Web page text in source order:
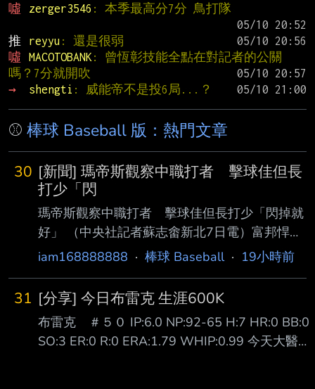
噓
zerger3546 : 本季最高分7分 鳥打隊
推
reyyu : 還是很弱
噓
MACOTOBANK : 曾恆彰技能全點在對記者的公關
嗎？7分就開吹
→
shengti : 威能帝不是投6局...？
⚾ 棒球 Baseball 版：熱門文章
30 [新聞] 瑪帝斯觀察中職打者 擊球佳但長
打少「閃
瑪帝斯觀察中職打者 擊球佳但長打少「閃掉就
好」 （中央社記者蘇志畬新北7日電）富邦悍將
隊新洋投瑪帝斯帶著在二軍投出最快151公里的
棒打者的擊球能力好，但長打者較少，「 閃掉
他就好。」 瑪帝斯（Quinton Martinez）現身新
莊棒球場，備戰明天先發工作，今天接受媒體聯
訪時 表示，很期待能夠與這裡最好的打者對
iam168888888 · 棒球 Baseball· 19小時前
31 [分享] 今日布雷克 生涯600K
布雷克 ＃５０ IP:6.0 NP:92-65 H:7 HR:0 BB:0
SO:3 ER:0 R:0 ERA:1.79 WHIP:0.99 今天大醫生